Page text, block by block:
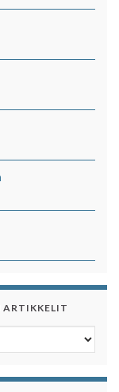
ARTIKKELIT